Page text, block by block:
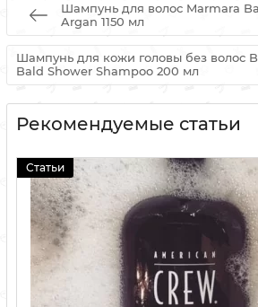
Шампунь для волос Marmara
Argan 1150 мл
Шампунь для кожи головы без волос
Bald Shower Shampoo 200 мл
Рекомендуемые статьи
Статьи